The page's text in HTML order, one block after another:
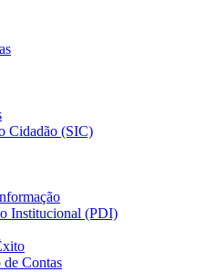
Cidadão (SIC)
Institucional (PDI)
de Contas